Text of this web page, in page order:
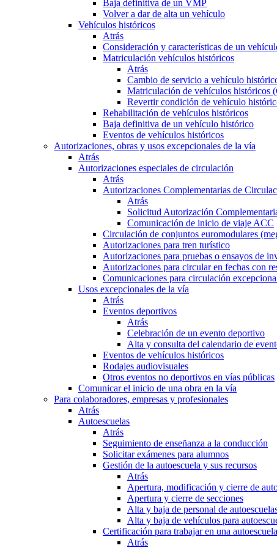
Baja definitiva de un VMP
Volver a dar de alta un vehículo
Vehículos históricos
Atrás
Consideración y características de un
Matriculación vehículos históricos
Atrás
Cambio de servicio a vehículo
Matriculación de vehículos históricos
Revertir condición de vehículo
Rehabilitación de vehículos históricos
Baja definitiva de un vehículo histórico
Eventos de vehículos históricos
Autorizaciones, obras y usos excepcionales de la vía
Atrás
Autorizaciones especiales de circulación
Atrás
Autorizaciones Complementarias de
Atrás
Solicitud Autorización
Comunicación de inicio de viaje ACC
Circulación de conjuntos euromodulares
Autorizaciones para tren turístico
Autorizaciones para pruebas o ensayos de
Autorizaciones para circular en fechas con
Comunicaciones para circulación
Usos excepcionales de la vía
Atrás
Eventos deportivos
Atrás
Celebración de un evento deportivo
Alta y consulta del calendario de
Eventos de vehículos históricos
Rodajes audiovisuales
Otros eventos no deportivos en vías públicas
Comunicar el inicio de una obra en la vía
Para colaboradores, empresas y profesionales
Atrás
Autoescuelas
Atrás
Seguimiento de enseñanza a la conducción
Solicitar exámenes para alumnos
Gestión de la autoescuela y sus recursos
Atrás
Apertura, modificación y cierre de
Apertura y cierre de secciones
Alta y baja de personal de
Alta y baja de vehículos para
Certificación para trabajar en una autoescuela
Atrás